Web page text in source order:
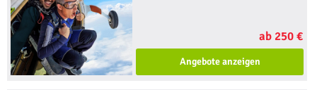
ab 250 €
Angebote anzeigen